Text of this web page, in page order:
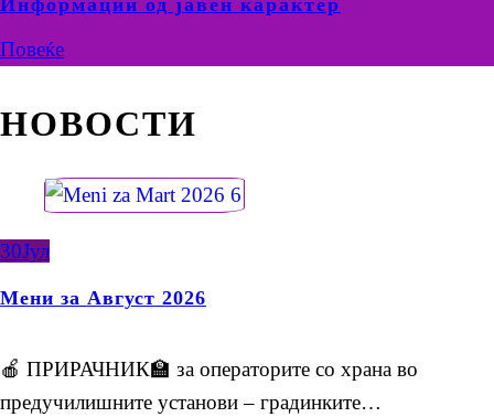
Повеќе
НОВОСТИ
30Јул
Мени за Август 2026
🍎 ПРИРАЧНИК🏫 за операторите со храна во
предучилишните установи – градинките…